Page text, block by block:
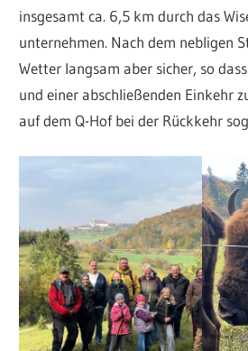
insgesamt ca. 6,5 km durch das
unternehmen. Nach dem nebligen
Wetter langsam aber sicher, so
und einer abschließenden Einkehr
auf dem Q-Hof bei der Rückkehr